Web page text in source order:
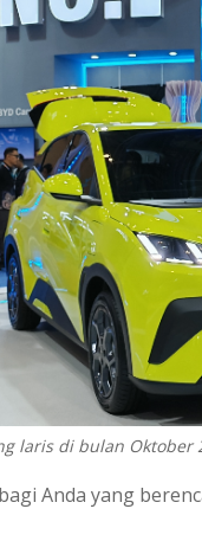
laris di bulan Oktober
Anda yang